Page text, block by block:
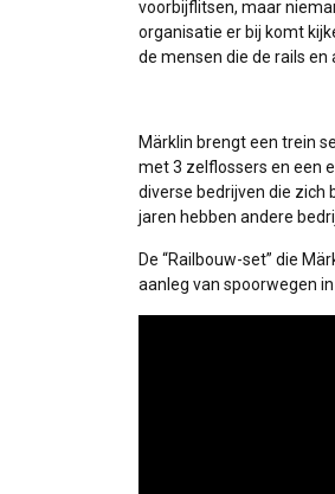
voorbijflitsen, maar
organisatie er bij komt
de mensen die de rails en
Märklin brengt een trein
met 3 zelflossers en een
diverse bedrijven die zich
jaren hebben andere
De “Railbouw-set” die
aanleg van spoorwegen in